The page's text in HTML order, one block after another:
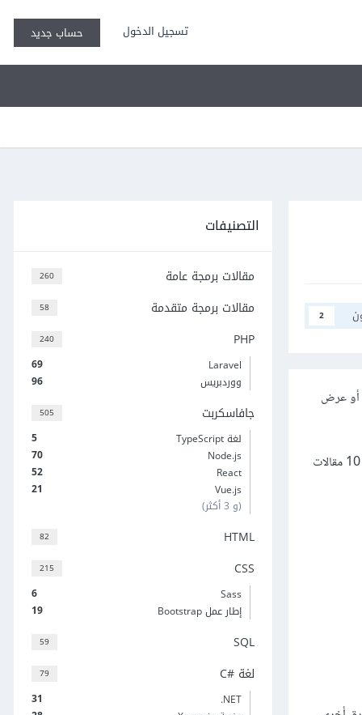
تسجيل الدخول حساب جديد
2
أو عرض
عند وجود عدد كبير من المقالات في المدوّنة، فلن يتم عرضها جميعاً في صفحة واحدة، بل يتم تقسيمها على عدد من الصفحات، بشكل افتراضي يتم عرض 10 مقالات
التصنيفات
260 مقالات برمجة عامة
58 مقالات برمجة متقدمة
240 PHP
69
Laravel
96
ووردبريس
505 جافاسكربت
5
لغة TypeScript
70
Node.js
52
React
21
Vue.js
(و 3 أكثر)
82 HTML
215 CSS
6
Sass
19
إطار عمل Bootstrap
59 SQL
79 لغة C#‎
31
‎.NET